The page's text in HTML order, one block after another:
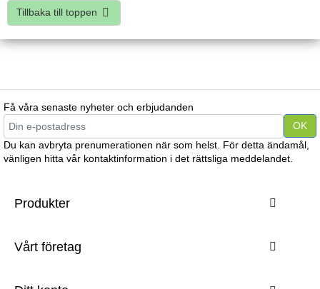
Tillbaka till toppen 
Få våra senaste nyheter och erbjudanden
Du kan avbryta prenumerationen när som helst. För detta ändamål,
vänligen hitta vår kontaktinformation i det rättsliga meddelandet.
Produkter 
Vårt företag 